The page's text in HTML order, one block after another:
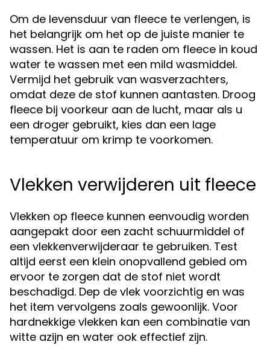
Om de levensduur van fleece te verlengen, is
het belangrijk om het op de juiste manier te
wassen. Het is aan te raden om fleece in koud
water te wassen met een mild wasmiddel.
Vermijd het gebruik van wasverzachters,
omdat deze de stof kunnen aantasten. Droog
fleece bij voorkeur aan de lucht, maar als u
een droger gebruikt, kies dan een lage
temperatuur om krimp te voorkomen.
Vlekken verwijderen uit fleece
Vlekken op fleece kunnen eenvoudig worden
aangepakt door een zacht schuurmiddel of
een vlekkenverwijderaar te gebruiken. Test
altijd eerst een klein onopvallend gebied om
ervoor te zorgen dat de stof niet wordt
beschadigd. Dep de vlek voorzichtig en was
het item vervolgens zoals gewoonlijk. Voor
hardnekkige vlekken kan een combinatie van
witte azijn en water ook effectief zijn.